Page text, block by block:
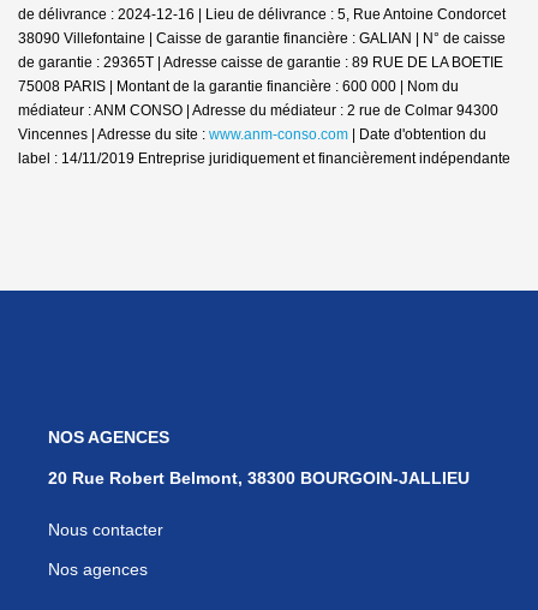
de délivrance : 2024-12-16 | Lieu de délivrance : 5, Rue Antoine Condorcet
38090 Villefontaine | Caisse de garantie financière : GALIAN | N° de caisse
de garantie : 29365T | Adresse caisse de garantie : 89 RUE DE LA BOETIE
75008 PARIS | Montant de la garantie financière : 600 000 | Nom du
médiateur : ANM CONSO | Adresse du médiateur : 2 rue de Colmar 94300
Vincennes | Adresse du site : www.anm-conso.com | Date d'obtention du
label : 14/11/2019 Entreprise juridiquement et financièrement indépendante
NOS AGENCES
20 Rue Robert Belmont, 38300 BOURGOIN-JALLIEU
Nous contacter
Nos agences